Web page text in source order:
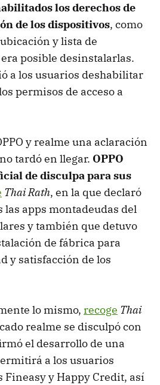
los derechos de
de los dispositivos, como
y lista de
posible desinstalarlas.
a los usuarios deshabilitar
permisos de acceso a
y realme una aclaración
tardó en llegar. OPPO
de disculpa para sus
Thai Rath, en la que declaró
las apps montadeudas del
y también que detuvo
de fábrica para
y satisfacción de los
lo mismo, recoge Thai
realme se disculpó con
el desarrollo de una
a los usuarios
Fineasy y Happy Credit, así